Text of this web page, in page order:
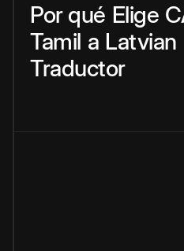
Por qué Elige
Tamil a Latvian
Traductor